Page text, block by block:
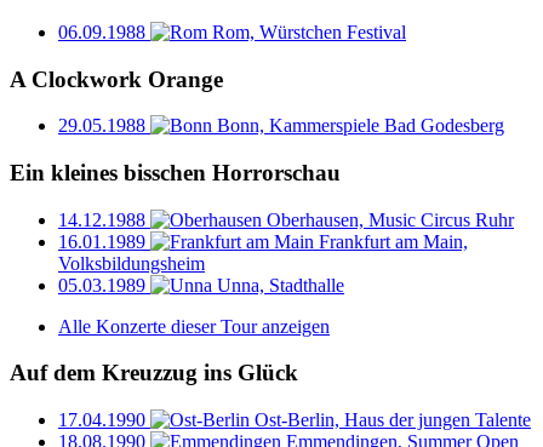
06.09.1988 Rom, Würstchen Festival
A Clockwork Orange
29.05.1988 Bonn, Kammerspiele Bad Godesberg
Ein kleines bisschen Horrorschau
14.12.1988
Oberhausen, Music Circus Ruhr
16.01.1989
Frankfurt am Main,
Volksbildungsheim
05.03.1989
Unna, Stadthalle
Alle Konzerte dieser Tour anzeigen
Auf dem Kreuzzug ins Glück
17.04.1990
Ost-Berlin, Haus der jungen Talente
18.08.1990
Emmendingen, Summer Open